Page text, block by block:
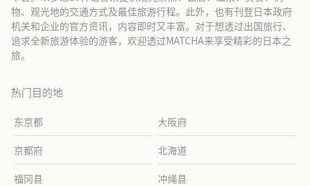
物、观光地的交通方式及最佳旅游行程。此外，也有刊登日本政府
机关和企业的官方资讯，内容即时又丰富。对于想透过出国旅行、
追求全新旅游体验的游客，欢迎透过MATCHA来享受精彩的日本之
旅。
热门目的地
东京都 大阪府
京都府 北海道
福冈县 冲绳县